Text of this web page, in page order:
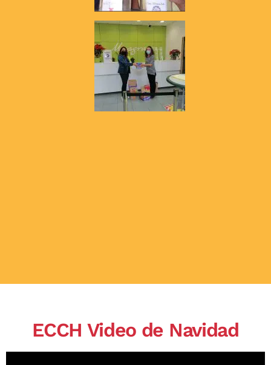
ECCH Video de Navidad